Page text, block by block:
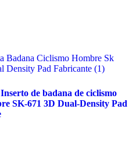
de badana de ciclismo
SK-671 3D Dual-Density Pad